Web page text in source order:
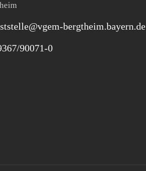
bergtheim.bayern.de
90071-0